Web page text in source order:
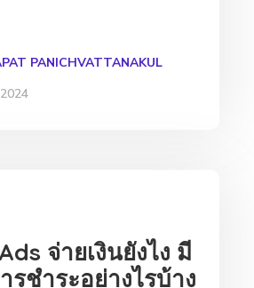
PANICHVATTANAKUL
จ่ายเงินยังไง มี
รชำระอย่างไรบ้าง